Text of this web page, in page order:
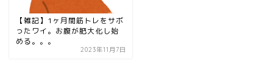
【雑記】1ヶ月間筋トレをサボ
ったワイ。お腹が肥大化し始
める。。。
2023年11月7日